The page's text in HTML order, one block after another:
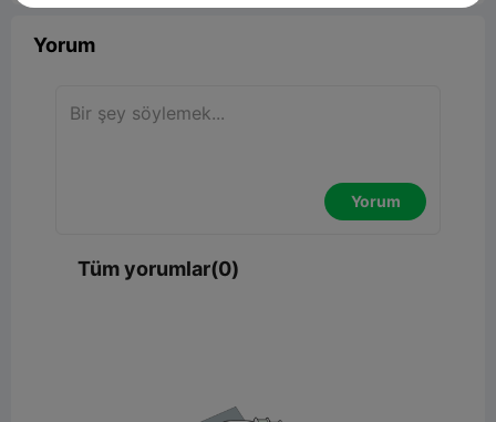
Yorum
Yorum
Tüm yorumlar(0)